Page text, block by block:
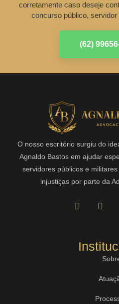
corretamente caso deseje
concurso público, servidor
(62)
O nosso escritório surgiu do
Agnaldo Bastos em ajudar
servidores públicos e
injustiças por parte da